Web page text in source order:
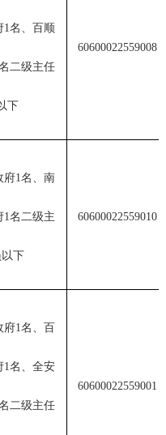
1名、百顺
二级主任
下
60600022559008
府1名、南
1名二级主
下
60600022559010
府1名、百
1名、全安
二级主任
60600022559001